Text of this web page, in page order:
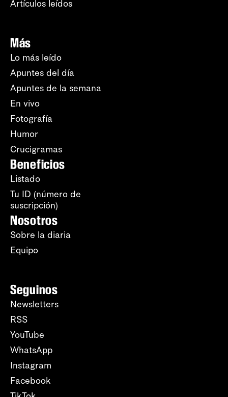
Artículos leídos
Más
Lo más leído
Apuntes del día
Apuntes de la semana
En vivo
Fotografía
Humor
Crucigramas
Beneficios
Listado
Tu ID (número de
suscripción)
Nosotros
Sobre la diaria
Equipo
Seguinos
Newsletters
RSS
YouTube
WhatsApp
Instagram
Facebook